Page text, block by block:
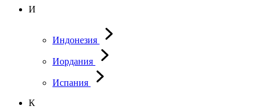
И
Индонезия
Иордания
Испания
К